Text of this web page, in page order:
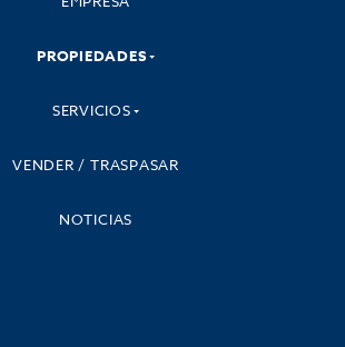
PROPIEDADES
SERVICIOS
VENDER / TRASPASAR
NOTICIAS